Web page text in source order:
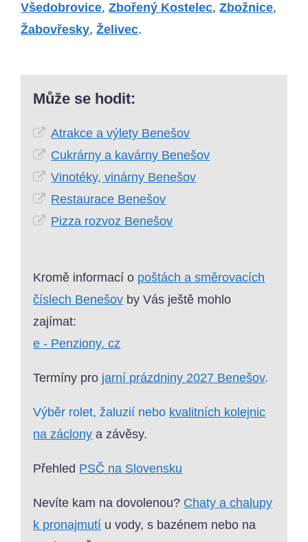
Všedobrovice,Zbořený Kostelec,Zbožnice,
Žabovřesky,Želivec.
Může se hodit:
Atrakce a výlety Benešov
Cukrárny a kavárny Benešov
Vinotéky, vinárny Benešov
Restaurace Benešov
Pizza rozvoz Benešov
Kromě informací o poštách a směrovacích
číslech Benešov by Vás ještě mohlo
zajímat:
e - Penziony. cz
Termíny pro jarní prázdniny 2027 Benešov.
Výběr rolet, žaluzií nebo kvalitních kolejnic
na záclony a závěsy.
Přehled PSČ na Slovensku
Nevíte kam na dovolenou? Chaty a chalupy
k pronajmutí u vody, s bazénem nebo na